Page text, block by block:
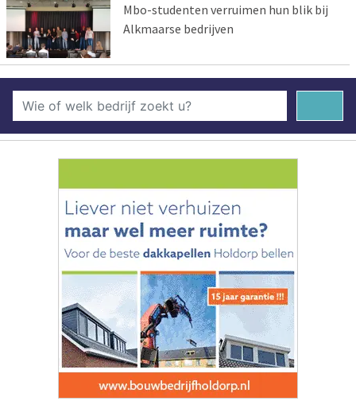
Mbo-studenten verruimen hun blik bij
Alkmaarse bedrijven